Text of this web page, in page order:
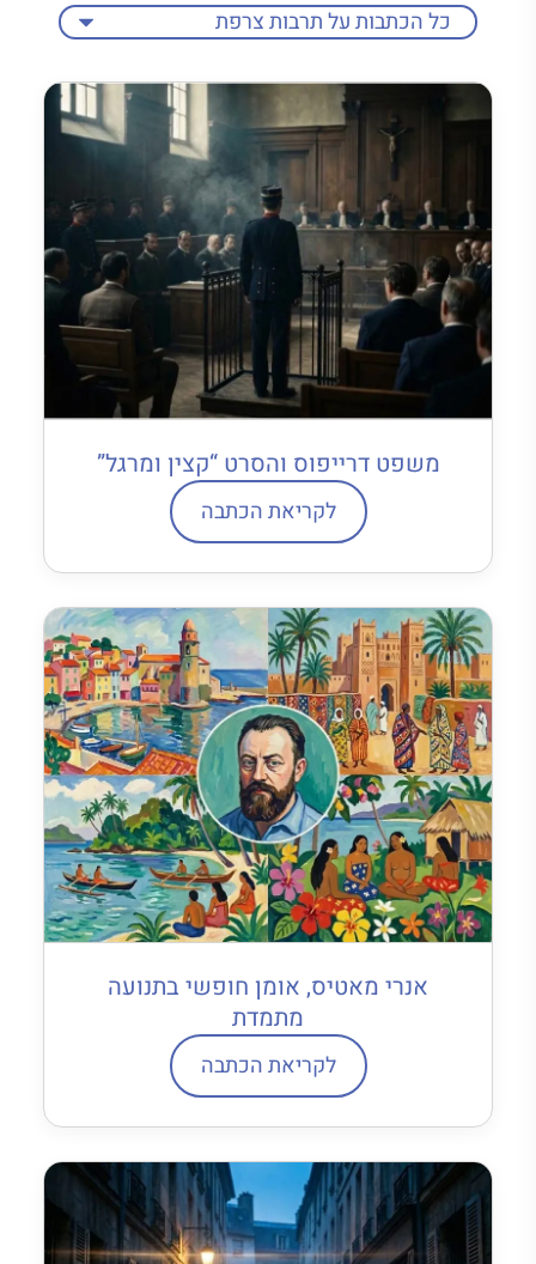
משפט דרייפוס והסרט “קצין ומרגל”
לקריאת הכתבה
אנרי מאטיס, אומן חופשי בתנועה
מתמדת
לקריאת הכתבה